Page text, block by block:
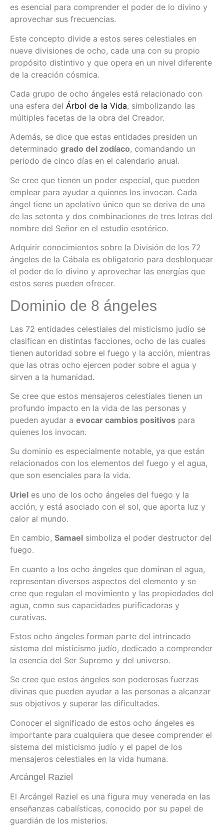
es esencial para comprender el poder de lo divino y
aprovechar sus frecuencias.
Este concepto divide a estos seres celestiales en
nueve divisiones de ocho, cada una con su propio
propósito distintivo y que opera en un nivel diferente
de la creación cósmica.
Cada grupo de ocho ángeles está relacionado con
una esfera del Árbol de la Vida, simbolizando las
múltiples facetas de la obra del Creador.
Además, se dice que estas entidades presiden un
determinado grado del zodíaco, comandando un
periodo de cinco días en el calendario anual.
Se cree que tienen un poder especial, que pueden
emplear para ayudar a quienes los invocan. Cada
ángel tiene un apelativo único que se deriva de una
de las setenta y dos combinaciones de tres letras del
nombre del Señor en el estudio esotérico.
Adquirir conocimientos sobre la División de los 72
ángeles de la Cábala es obligatorio para desbloquear
el poder de lo divino y aprovechar las energías que
estos seres pueden ofrecer.
Dominio de 8 ángeles
Las 72 entidades celestiales del misticismo judío se
clasifican en distintas facciones, ocho de las cuales
tienen autoridad sobre el fuego y la acción, mientras
que las otras ocho ejercen poder sobre el agua y
sirven a la humanidad.
Se cree que estos mensajeros celestiales tienen un
profundo impacto en la vida de las personas y
pueden ayudar a evocar cambios positivos para
quienes los invocan.
Su dominio es especialmente notable, ya que están
relacionados con los elementos del fuego y el agua,
que son esenciales para la vida.
Uriel es uno de los ocho ángeles del fuego y la
acción, y está asociado con el sol, que aporta luz y
calor al mundo.
En cambio, Samael simboliza el poder destructor del
fuego.
En cuanto a los ocho ángeles que dominan el agua,
representan diversos aspectos del elemento y se
cree que regulan el movimiento y las propiedades del
agua, como sus capacidades purificadoras y
curativas.
Estos ocho ángeles forman parte del intrincado
sistema del misticismo judío, dedicado a comprender
la esencia del Ser Supremo y del universo.
Se cree que estos ángeles son poderosas fuerzas
divinas que pueden ayudar a las personas a alcanzar
sus objetivos y superar las dificultades.
Conocer el significado de estos ocho ángeles es
importante para cualquiera que desee comprender el
sistema del misticismo judío y el papel de los
mensajeros celestiales en la vida humana.
Arcángel Raziel
El Arcángel Raziel es una figura muy venerada en las
enseñanzas cabalísticas, conocido por su papel de
guardián de los misterios.